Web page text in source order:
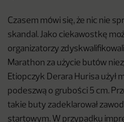
Czasem mówi się, że nic nie
skandal. Jako ciekawostkę
organizatorzy
Marathon za użycie butów
Etiopczyk Derara Hurisa użył
podeszwą o grubości 5 cm.
takie buty zadeklarował
startowym. W przypadku